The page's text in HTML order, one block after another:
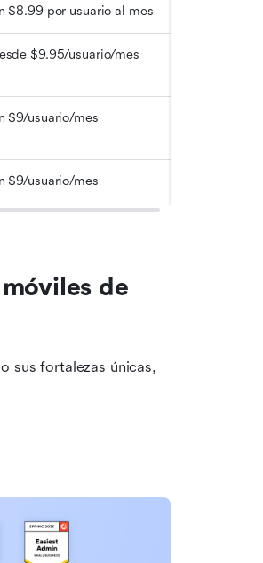
$8.99 por usuario al mes
$9.95/usuario/mes
$9/usuario/mes
$9/usuario/mes
de
sus fortalezas únicas,